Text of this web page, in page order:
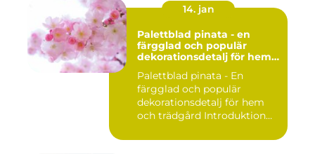
14. jan
Palettblad pinata - en
färgglad och populär
dekorationsdetalj för hem
Palettblad pinata - En
färgglad och populär
dekorationsdetalj för hem
och trädgård Introduktion